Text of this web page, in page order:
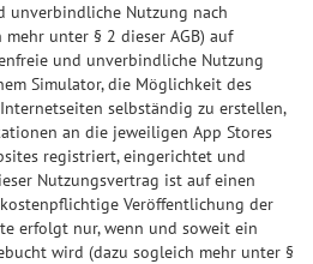
unverbindliche Nutzung nach
unter § 2 dieser AGB) auf
und unverbindliche Nutzung
Simulator, die Möglichkeit des
selbständig zu erstellen,
an die jeweiligen App Stores
registriert, eingerichtet und
Nutzungsvertrag ist auf einen
Veröffentlichung der
erfolgt nur, wenn und soweit ein
wird (dazu sogleich mehr unter §